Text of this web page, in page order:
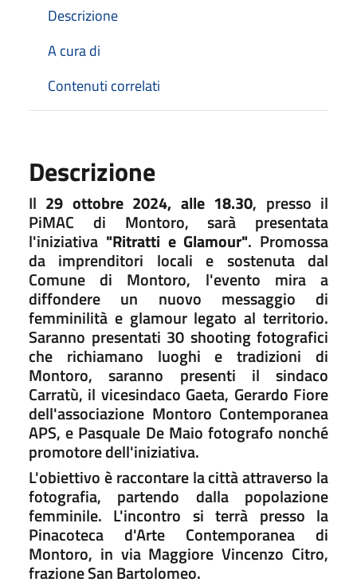
Descrizione
A cura di
Contenuti correlati
Descrizione
Il 29 ottobre 2024, alle 18.30, presso il
PiMAC di Montoro, sarà presentata
l'iniziativa "Ritratti e Glamour". Promossa
da imprenditori locali e sostenuta dal
Comune di Montoro, l'evento mira a
diffondere un nuovo messaggio di
femminilità e glamour legato al territorio.
Saranno presentati 30 shooting fotografici
che richiamano luoghi e tradizioni di
Montoro, saranno presenti il sindaco
Carratù, il vicesindaco Gaeta, Gerardo Fiore
dell'associazione Montoro Contemporanea
APS, e Pasquale De Maio fotografo nonché
promotore dell'iniziativa.
L'obiettivo è raccontare la città attraverso la
fotografia, partendo dalla popolazione
femminile. L'incontro si terrà presso la
Pinacoteca d'Arte Contemporanea di
Montoro, in via Maggiore Vincenzo Citro,
frazione San Bartolomeo.